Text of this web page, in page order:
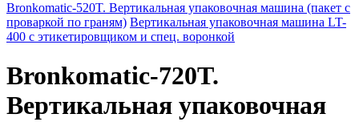
Bronkomatic-520T. Вертикальная упаковочная машина (пакет с
проваркой по граням) Вертикальная упаковочная машина LT-
400 с этикетировщиком и спец. воронкой
Bronkomatic-720T.
Вертикальная упаковочная